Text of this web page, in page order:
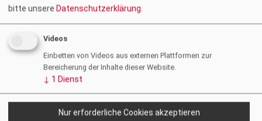
bitte unsere Datenschutzerklärung
Videos
Einbetten von Videos aus externen Plattformen zur
Bereicherung der Inhalte dieser Website.
↓ 1 Dienst
Nur erforderliche Cookies akzeptieren
Gassergaben zwei Kurzimpulse Einblick in aktuelle
Entwicklungen:Sabine Polesnig, Leiterin der Fachlichen
Raumordnung des Amtes der Kärntner Landesregierung, stellte
die Regionalen Entwicklungsleitbilder vor.
Wolfgang Grillitsch
Leiter des Studiengangs Architektur an der Fachhochschule
Kärnten, sprach über das Thema Ortskernstärkung in der
Lehre.
Im anschließenden Austausch knüpften die Teilnehmer:innen